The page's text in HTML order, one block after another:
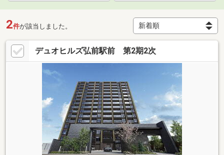
2件が該当しました。
デュオヒルズ弘前駅前 第2期2次